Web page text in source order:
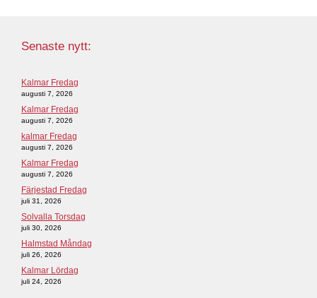
Senaste nytt:
Kalmar Fredag
augusti 7, 2026
Kalmar Fredag
augusti 7, 2026
kalmar Fredag
augusti 7, 2026
Kalmar Fredag
augusti 7, 2026
Färjestad Fredag
juli 31, 2026
Solvalla Torsdag
juli 30, 2026
Halmstad Måndag
juli 26, 2026
Kalmar Lördag
juli 24, 2026